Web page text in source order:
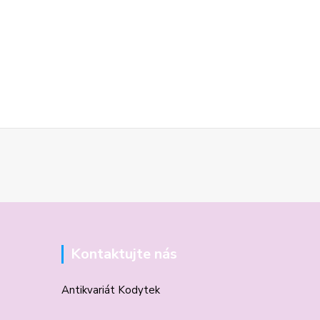
Kontaktujte nás
Antikvariát Kodytek